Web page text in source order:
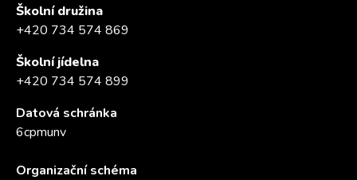
Školní družina
+420 734 574 869
Školní jídelna
+420 734 574 899
Datová schránka
6cpmunv
Organizační schéma